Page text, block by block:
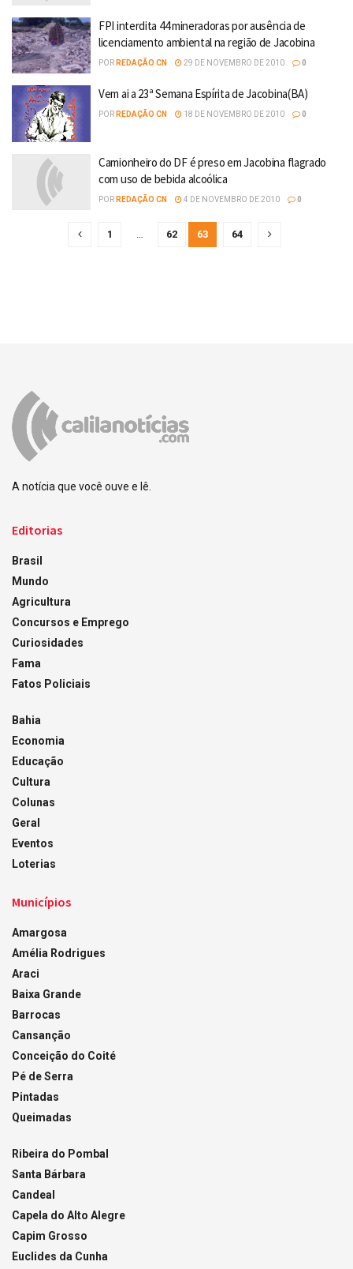
FPI interdita 44 mineradoras por ausência de
licenciamento ambiental na região de Jacobina
POR REDAÇÃO CN 29 DE NOVEMBRO DE 2010 0
Vem ai a 23ª Semana Espírita de Jacobina(BA)
POR REDAÇÃO CN 18 DE NOVEMBRO DE 2010 0
Camionheiro do DF é preso em Jacobina flagrado
com uso de bebida alcoólica
POR REDAÇÃO CN 4 DE NOVEMBRO DE 2010 0
1 … 62 63 64
A notícia que você ouve e lê.
Editorias
Brasil
Mundo
Agricultura
Concursos e Emprego
Curiosidades
Fama
Fatos Policiais
Bahia
Economia
Educação
Cultura
Colunas
Geral
Eventos
Loterias
Municípios
Amargosa
Amélia Rodrigues
Araci
Baixa Grande
Barrocas
Cansanção
Conceição do Coité
Pé de Serra
Pintadas
Queimadas
Ribeira do Pombal
Santa Bárbara
Candeal
Capela do Alto Alegre
Capim Grosso
Euclides da Cunha